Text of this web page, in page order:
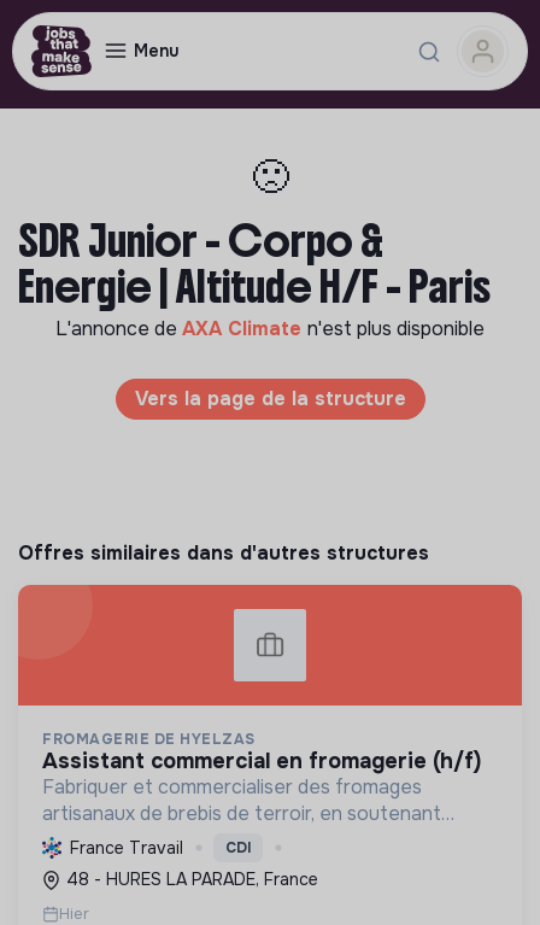
Menu
🙁
SDR Junior - Corpo &
Energie | Altitude H/F - Paris
L'annonce de AXA Climate n'est plus disponible
Vers la page de la structure
Offres similaires dans d'autres structures
FROMAGERIE DE HYELZAS
assistant commercial en fromagerie (h/f)
Fabriquer et commercialiser des fromages
artisanaux de brebis de terroir, en soutenant
l'agriculture locale et biologique, et en promouvant
un modèle économique et social équitable.
France Travail CDI
48 - HURES LA PARADE, France
Hier